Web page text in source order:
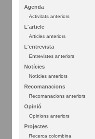
Agenda
Activitats anteriors
L'article
Articles anteriors
L'entrevista
Entrevistes anteriors
Notícies
Notícies anteriors
Recomanacions
Recomanacions anteriors
Opinió
Opinions anteriors
Projectes
Recerca colombina